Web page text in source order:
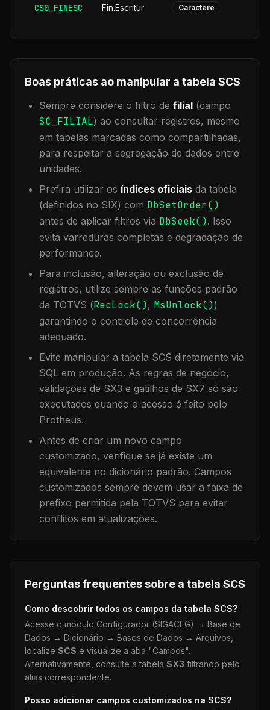
CS0_FINESC Fin.Escritur Caractere
Boas práticas ao manipular a tabela SCS
Sempre considere o filtro de filial (campo
SC_FILIAL) ao consultar registros, mesmo
em tabelas marcadas como compartilhadas,
para respeitar a segregação de dados entre
unidades.
Prefira utilizar os índices oficiais da tabela
(definidos no SIX) com DbSetOrder()
antes de aplicar filtros via DbSeek(). Isso
evita varreduras completas e degradação de
performance.
Para inclusão, alteração ou exclusão de
registros, utilize sempre as funções padrão
da TOTVS (RecLock(), MsUnlock())
garantindo o controle de concorrência
adequado.
Evite manipular a tabela SCS diretamente via
SQL em produção. As regras de negócio,
validações de SX3 e gatilhos de SX7 só são
executados quando o acesso é feito pelo
Protheus.
Antes de criar um novo campo
customizado, verifique se já existe um
equivalente no dicionário padrão. Campos
customizados sempre devem usar a faixa de
prefixo permitida pela TOTVS para evitar
conflitos em atualizações.
Perguntas frequentes sobre a tabela SCS
Como descobrir todos os campos da tabela SCS?
Acesse o módulo Configurador (SIGACFG) → Base de
Dados → Dicionário → Bases de Dados → Arquivos,
localize SCS e visualize a aba "Campos".
Alternativamente, consulte a tabela SX3 filtrando pelo
alias correspondente.
Posso adicionar campos customizados na SCS?